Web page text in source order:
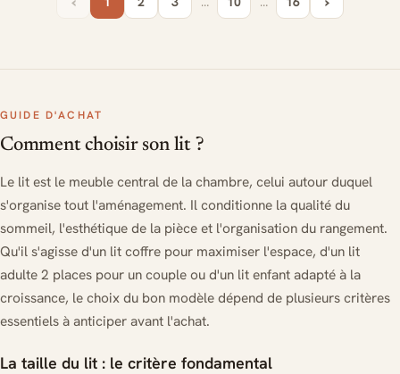
GUIDE D'ACHAT
Comment choisir son lit ?
Le lit est le meuble central de la chambre, celui autour duquel
s'organise tout l'aménagement. Il conditionne la qualité du
sommeil, l'esthétique de la pièce et l'organisation du rangement.
Qu'il s'agisse d'un lit coffre pour maximiser l'espace, d'un lit
adulte 2 places pour un couple ou d'un lit enfant adapté à la
croissance, le choix du bon modèle dépend de plusieurs critères
essentiels à anticiper avant l'achat.
La taille du lit : le critère fondamental